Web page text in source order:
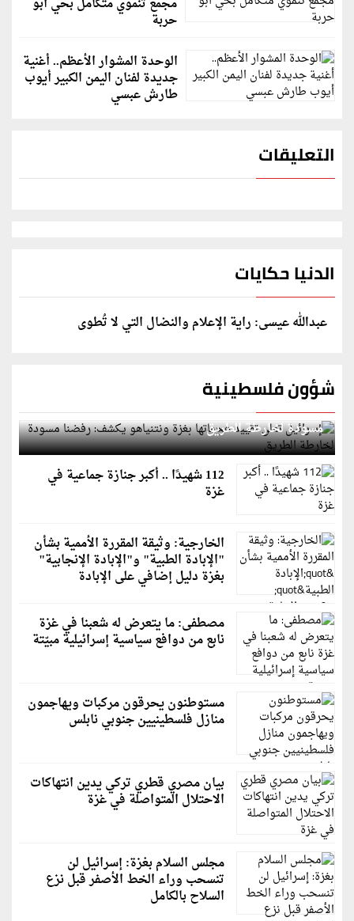
حربة
الوحدة المشوار الأعظم.. أغنية
جديدة لفنان اليمن الكبير أيوب
طارش عبسي
التعليقات
الدنيا حكايات
عبدالله عيسى: راية الإعلام والنضال التي لا تُطوى
شؤون فلسطينية
إسرائيل تعلن تقييد هجماتها بغزة ونتنياهو يكشف: رفضنا
مسودة لخارطة الطريق
112 شهيدًا .. أكبر جنازة جماعية في
غزة
الخارجية: وثيقة المقررة الأممية بشأن
"الإبادة الطبية" و"الإبادة الإنجابية"
بغزة دليل إضافي على الإبادة
مصطفى: ما يتعرض له شعبنا في غزة
نابع من دوافع سياسية إسرائيلية مبيّتة
مستوطنون يحرقون مركبات ويهاجمون
منازل فلسطينيين جنوبي نابلس
بيان مصري قطري تركي يدين انتهاكات
الاحتلال المتواصلة في غزة
مجلس السلام بغزة: إسرائيل لن
تنسحب وراء الخط الأصفر قبل نزع
السلاح بالكامل